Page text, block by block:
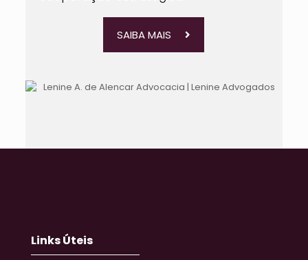
SAIBA MAIS
Links Úteis